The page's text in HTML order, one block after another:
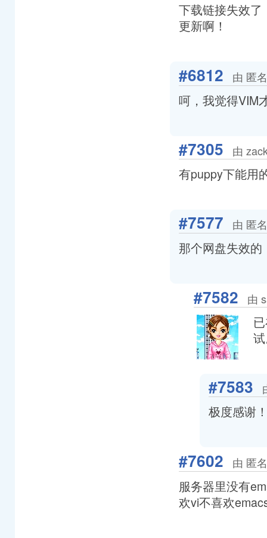
下载链接失效了
更新啊！
#6812 由 匿
呵，我觉得VIM
#7305 由
有puppy下能用
#7577 由 匿
那个网盘失效
#7582 由
#7583
极度感谢
#7602 由 匿
服务器里没有
欢vi不喜欢